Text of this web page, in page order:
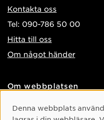
Kontakta oss
Tel: 090-786 50 00
Hitta till oss
Om något händer
Om webbplatsen
Behandling av
Cookie-samtycke
Denna webbplats